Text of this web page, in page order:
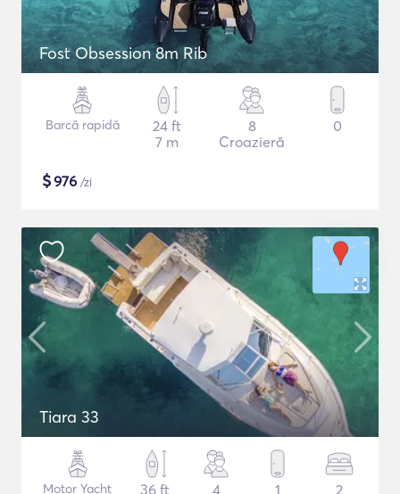
Fost Obsession 8m Rib
Barcă rapidă
24 ft
7 m
8
Croazieră
0
$976 /zi
Tiara 33
Motor Yacht
36 ft
4 1 2